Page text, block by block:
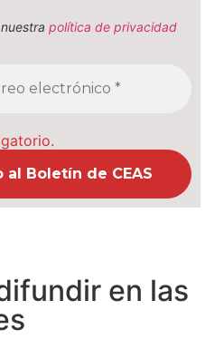
política de privacidad
en las